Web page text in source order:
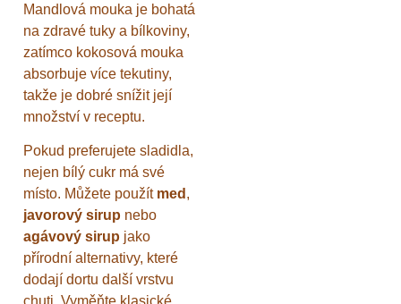
Mandlová mouka je bohatá
na zdravé tuky a bílkoviny,
zatímco kokosová mouka
absorbuje více tekutiny,
takže je dobré snížit její
množství v receptu.
Pokud preferujete sladidla,
nejen bílý cukr má své
místo. Můžete použít med ,
javorový sirup nebo
agávový sirup jako
přírodní alternativy, které
dodají dortu další vrstvu
chuti. Vyměňte klasické